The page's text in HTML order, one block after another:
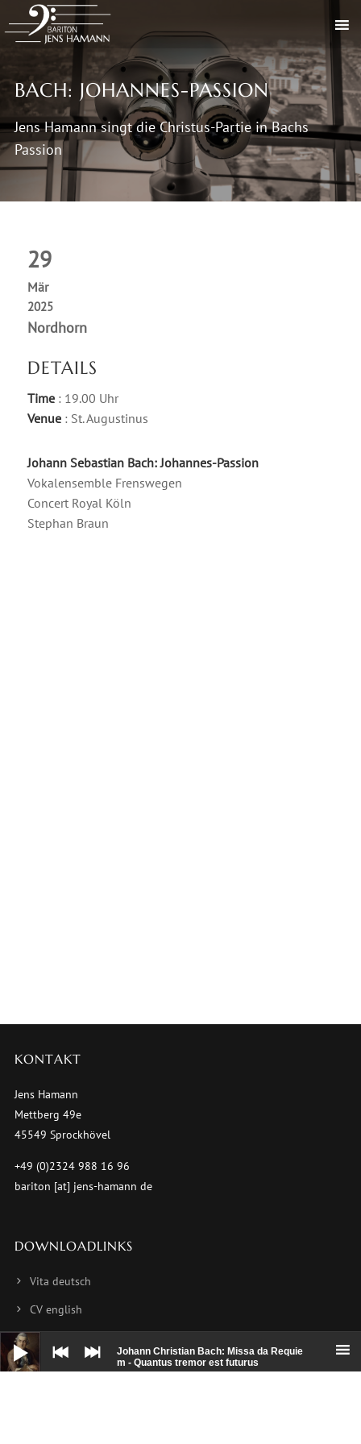
Audio-
Player
Johann Christian Bach: Missa da Requie
m - Quantus tremor est futurus
BACH: JOHANNES-PASSION
Jens Hamann singt die Christus-Partie in Bachs
Passion
29
Mär
2025
Nordhorn
DETAILS
Time : 19.00 Uhr
Venue : St. Augustinus
Johann Sebastian Bach: Johannes-Passion
Vokalensemble Frenswegen
Concert Royal Köln
Stephan Braun
KONTAKT
Jens Hamann
Mettberg 49e
45549 Sprockhövel
+49 (0)2324 988 16 96
bariton [at] jens-hamann de
DOWNLOADLINKS
Vita deutsch
CV english
CV français
Foto 1